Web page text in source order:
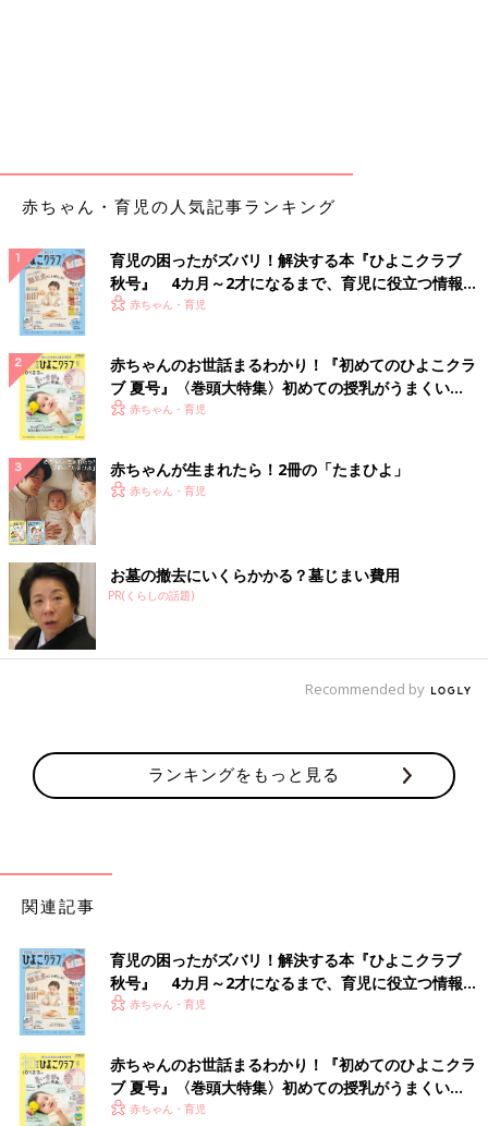
に入院した例も報告されました。新型コロナの子どもの感染者が
しい変異ウイルスが流行した場合、感染者が増え、子どもの感染
者数の増加、そして一定の割合の子どもたちの重症化の可能性も
あります。
３つ目は、子どもがかからないことで一緒に住んでいる家族を守
ることができます。とくに高齢者の方や基礎疾患をもつ大人の方
と同居している場合は、ワクチン接種は大事になります。
新型コロナの感染や重症化を防ぐには、今はワクチンしかありま
せん。
――ファイザー社製の新型コロナワクチンが、日本でも5～11歳
に接種可能ということになると、1
異なるのでしょうか。
齋藤 ファイザー社製の新型コロナワクチンは、1回の接種量は
12歳以上は0.3ｍLですが、5～11歳は、ワクチンの濃度の低い異
量は3分の１になります。12歳以上はワクチン1瓶あたりで6人分
日本で5～11歳のファイザー社製の新型コロナワクチンが承認さ
れた場合には、どのような方法で接種するとスムーズに進められ
肉注射を接種することになるのでしょうか。
齋藤 ほとんどの5～11歳の子どもは、筋肉注射をすることは初
めてになります。もし日本で新型コロナワクチンの接種が始まっ
た場合は、大人と比べると量は少なく、また大人で使われている
針よりもさらに細い針が使われ、痛みを軽くする対策がとられま
す。
副反応は、12～15歳の子どもとほぼ同じ。熱に伴う
赤ちゃん・育児の人気記事ランキング
育児の困ったがズバリ！解決する本『ひよこクラブ
秋号』 4カ月～2才になるまで、育児に役立つ情報が
いっぱい！
赤ちゃん・育児
赤ちゃんのお世話まるわかり！『初めてのひよこクラ
ブ 夏号』〈巻頭大特集〉初めての授乳がうまくい
く！ おっぱい・ミルクの基本と夏のトラブル 解決テ
赤ちゃん・育児
赤ちゃんが生まれたら！2冊の「たまひよ」
赤ちゃん・育児
お墓の撤去にいくらかかる？墓じまい費用
PR(くらしの話題)
Recommended by
ランキングをもっと見る
関連記事
育児の困ったがズバリ！解決する本『ひよこクラブ
秋号』 4カ月～2才になるまで、育児に役立つ情報が
いっぱい！
赤ちゃん・育児
赤ちゃんのお世話まるわかり！『初めてのひよこクラ
ブ 夏号』〈巻頭大特集〉初めての授乳がうまくい
く！ おっぱい・ミルクの基本と夏のトラブル 解決テ
赤ちゃん・育児